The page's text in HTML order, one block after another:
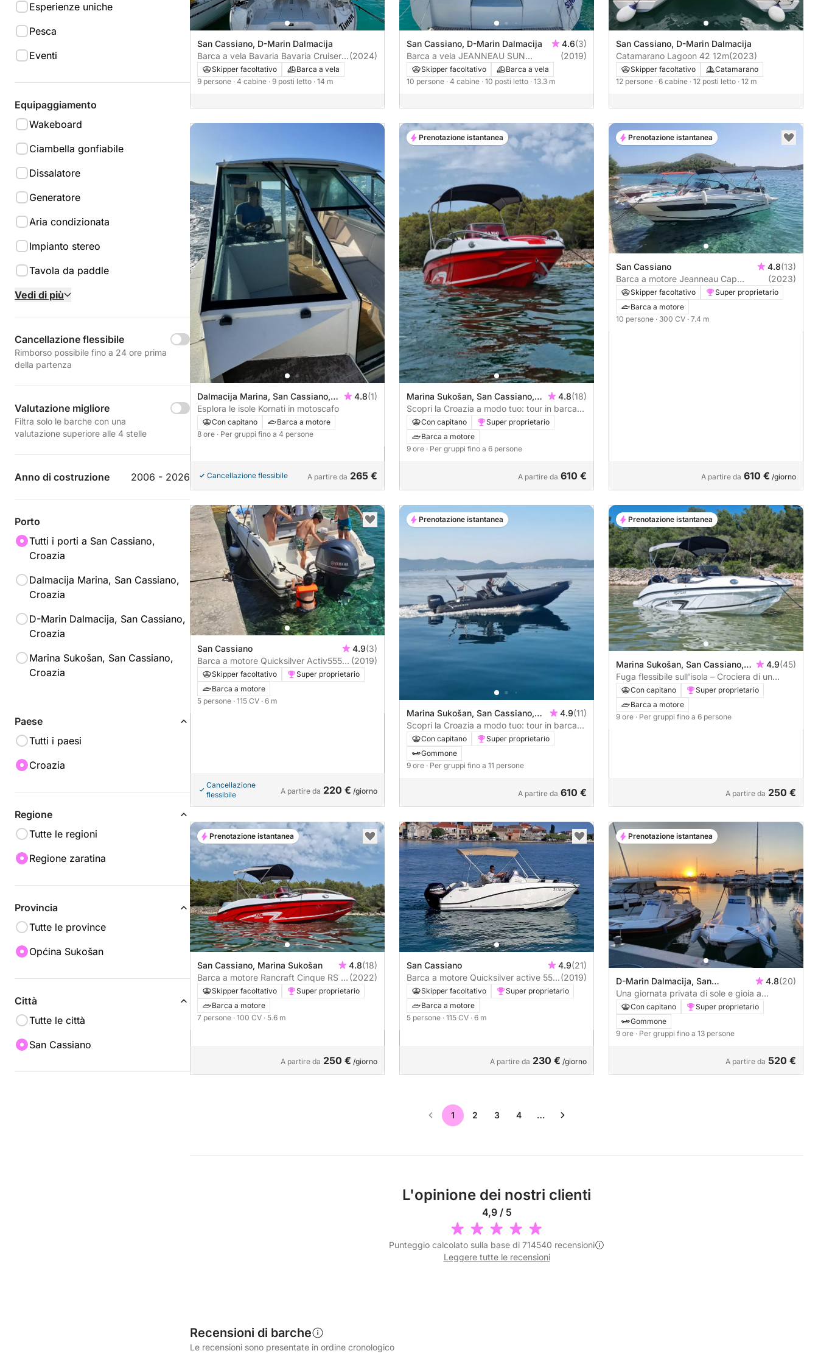
Esperienze uniche
Pesca
Eventi
Equipaggiamento
Wakeboard
Ciambella gonfiabile
Dissalatore
Generatore
Aria condizionata
Impianto stereo
Tavola da paddle
Vedi di più
Cancellazione flessibile
Rimborso possibile fino a 24 ore prima
della partenza
Valutazione migliore
Filtra solo le barche con una
valutazione superiore alle 4 stelle
Anno di costruzione 2006 - 2026
Porto
Tutti i porti a San Cassiano,
Croazia
Dalmacija Marina, San Cassiano,
Croazia
D-Marin Dalmacija, San Cassiano,
Croazia
Marina Sukošan, San Cassiano,
Croazia
Paese
Tutti i paesi
Croazia
Regione
Tutte le regioni
Regione zaratina
Provincia
Tutte le province
Općina Sukošan
Città
Tutte le città
San Cassiano
San Cassiano, D-Marin Dalmacija
Barca a vela Bavaria Bavaria Cruiser
46 14m
(2024)
Skipper facoltativo
Barca a vela
9 persone · 4 cabine · 9 posti letto · 14 m
San Cassiano, D-Marin Dalmacija 4.6(3)
Barca a vela JEANNEAU SUN
ODYSSEY 449 13m
(2019)
Skipper facoltativo
Barca a vela
10 persone · 4 cabine · 10 posti letto · 13.3 m
San Cassiano, D-Marin Dalmacija
Catamarano Lagoon 42 12m(2023)
Skipper facoltativo
Catamarano
12 persone · 6 cabine · 12 posti letto · 12 m
Dalmacija Marina, San Cassiano,
Croazia
4.8(1)
Esplora le isole Kornati in motoscafo
Con capitano
Barca a motore
8 ore · Per gruppi fino a 4 persone
Cancellazione flessibile A partire da 265 €
Marina Sukošan, San Cassiano,
Croazia
4.8(18)
Scopri la Croazia a modo tuo: tour in barca
flessibile di un'intera giornata.
Con capitano
Super proprietario
Barca a motore
9 ore · Per gruppi fino a 6 persone
A partire da 610 €
Prenotazione istantanea
San Cassiano 4.8(13)
Barca a motore Jeanneau Cap
Camarat 7.5 WA S3 300CV
(2023)
Skipper facoltativo
Super proprietario
Barca a motore
10 persone · 300 CV · 7.4 m
A partire da 610 € /giorno
Prenotazione istantanea
San Cassiano 4.9(3)
Barca a motore Quicksilver Activ555
115CV
(2019)
Skipper facoltativo
Super proprietario
Barca a motore
5 persone · 115 CV · 6 m
Cancellazione
flessibile
A partire da 220 € /giorno
Marina Sukošan, San Cassiano,
Croazia
4.9(11)
Scopri la Croazia a modo tuo: tour in barca
flessibile di un'intera giornata.
Con capitano
Super proprietario
Gommone
9 ore · Per gruppi fino a 11 persone
A partire da 610 €
Prenotazione istantanea
Marina Sukošan, San Cassiano,
Croazia
4.9(45)
Fuga flessibile sull'isola – Crociera di un
giorno intero a Vrgada, Kornati o Telašćica
Con capitano
Super proprietario
Barca a motore
9 ore · Per gruppi fino a 6 persone
A partire da 250 €
Prenotazione istantanea
San Cassiano, Marina Sukošan 4.8(18)
Barca a motore Rancraft Cinque RS .5
100CV
(2022)
Skipper facoltativo
Super proprietario
Barca a motore
7 persone · 100 CV · 5.6 m
A partire da 250 € /giorno
Prenotazione istantanea
San Cassiano 4.9(21)
Barca a motore Quicksilver active 555
115CV
(2019)
Skipper facoltativo
Super proprietario
Barca a motore
5 persone · 115 CV · 6 m
A partire da 230 € /giorno
D-Marin Dalmacija, San
Cassiano, Croazia
4.8(20)
Una giornata privata di sole e gioia a
Sukošan.
Con capitano
Super proprietario
Gommone
9 ore · Per gruppi fino a 13 persone
A partire da 520 €
Prenotazione istantanea
1 2 3 4 …
L'opinione dei nostri clienti
4,9 / 5
Punteggio calcolato sulla base di 714540 recensioni
Leggere tutte le recensioni
Recensioni di barche
Le recensioni sono presentate in ordine cronologico